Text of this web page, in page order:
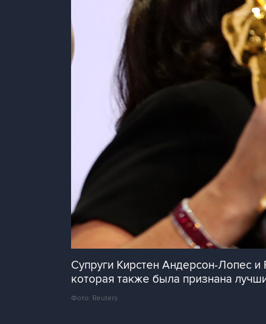
Супруги Кирстен Андерсон-Лопес
которая также была признана
Фото: Reuters